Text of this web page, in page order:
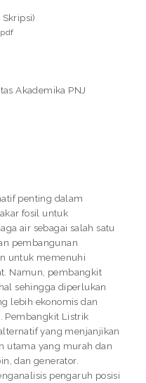
Akademika PNJ
penting dalam
fosil untuk
air sebagai salah satu
pembangunan
untuk memenuhi
Namun, pembangkit
sehingga diperlukan
lebih ekonomis dan
Pembangkit Listrik
yang menjanjikan
utama yang murah dan
dan generator.
pengaruh posisi